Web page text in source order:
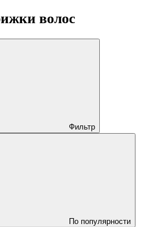
волос
Фильтр
По популярности